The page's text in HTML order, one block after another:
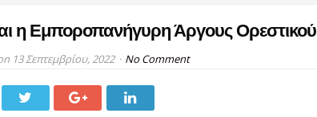
η Εμποροπανήγυρη Άργους Ορεστικού
13 Σεπτεμβρίου, 2022 No Comment